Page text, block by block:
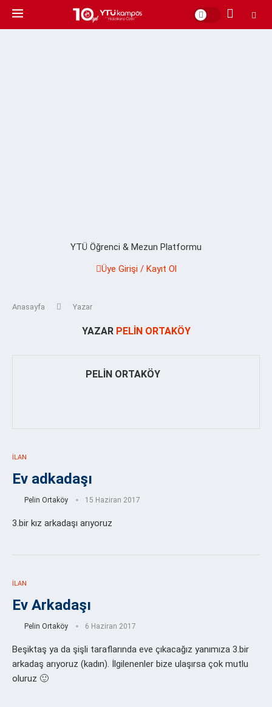
YTÜ Öğrenci & Mezun Platformu
Üye Girişi / Kayıt Ol
Anasayfa Yazar
YAZAR PELIN ORTAKÖY
PELIN ORTAKÖY
İLAN
Ev adkadaşı
Pelin Ortaköy 15 Haziran 2017
3.bir kız arkadaşı arıyoruz
İLAN
Ev Arkadaşı
Pelin Ortaköy 6 Haziran 2017
Beşiktaş ya da şişli taraflarında eve çıkacağız yanımıza 3.bir
arkadaş arıyoruz (kadın). İlgilenenler bize ulaşırsa çok mutlu
oluruz 🙂